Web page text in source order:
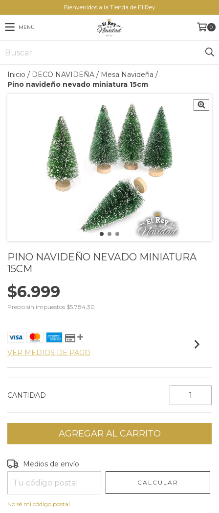
Bienvenidos a la Tienda de El Rey
MENÚ 0
Inicio / DECO NAVIDEÑA / Mesa Navideña /
Pino navideño nevado miniatura 15cm
PINO NAVIDEÑO NEVADO MINIATURA
15CM
$6.999
Precio sin impuestos $5.784,30
VER MEDIOS DE PAGO
CANTIDAD
Entregas para el CP:
Medios de envío
CALCULAR
No sé mi código postal